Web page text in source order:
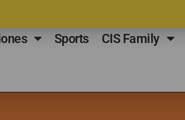
Sports CIS Family